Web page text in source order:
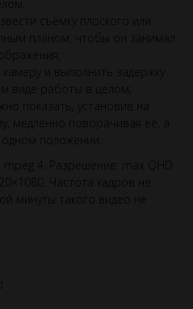
съёмку плоского или
планом, чтобы он занимал
и выполнить задержку
виде работы в целом;
показать, установив на
медленно поворачивая её, а
положении.
4. Разрешение: max QHD
Частота кадров не
минуты такого видео не